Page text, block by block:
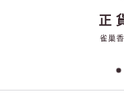
正
雀巢